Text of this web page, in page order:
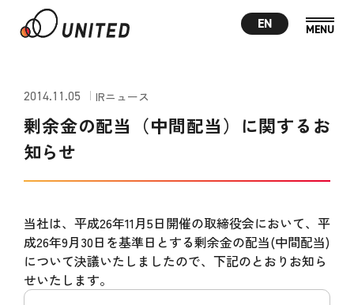
EN
2014.11.05 IRニュース
剰余金の配当（中間配当）に関するお
知らせ
当社は、平成26年11月5日開催の取締役会において、平
成26年9月30日を基準日とする剰余金の配当(中間配当)
について決議いたしましたので、下記のとおりお知ら
せいたします。